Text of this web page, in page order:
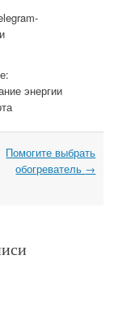
энергии
Помогите выбрать
обогреватель →